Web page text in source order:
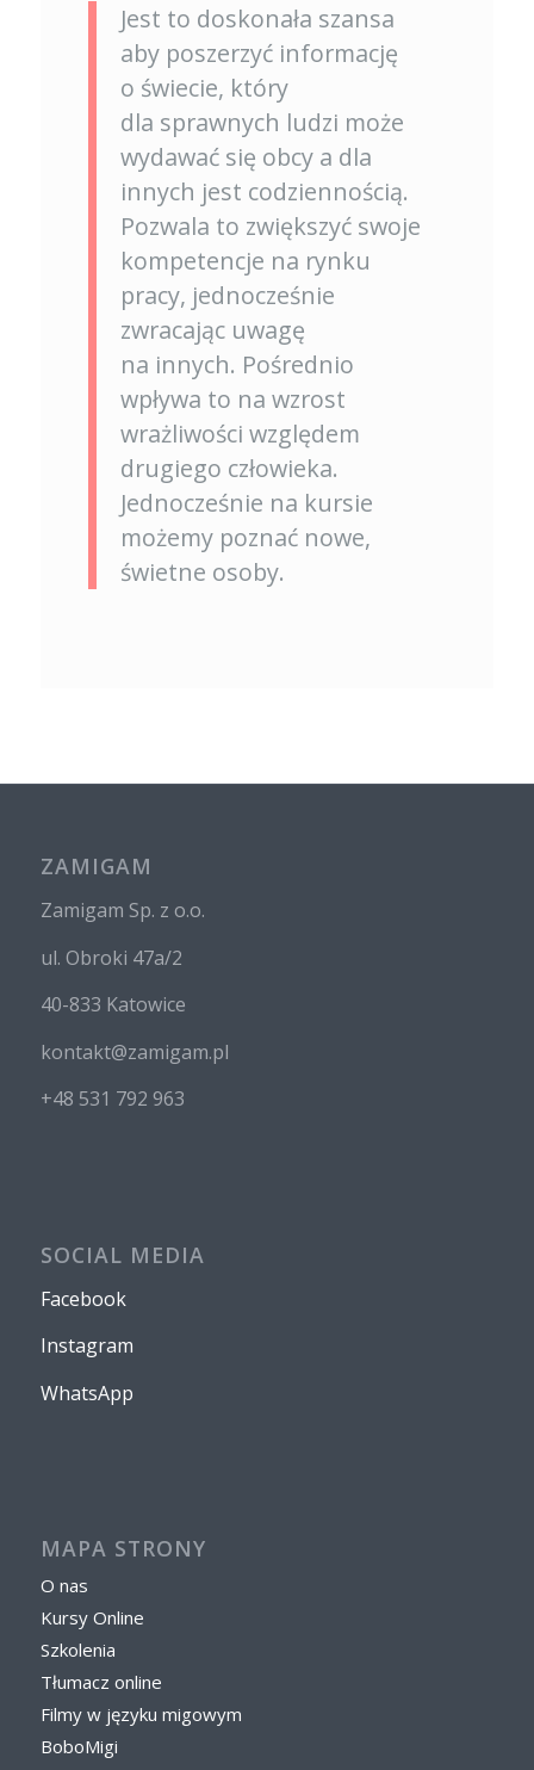
Jest to doskonała szansa
aby poszerzyć informację
o świecie, który
dla sprawnych ludzi może
wydawać się obcy a dla
innych jest codziennością.
Pozwala to zwiększyć swoje
kompetencje na rynku
pracy, jednocześnie
zwracając uwagę
na innych. Pośrednio
wpływa to na wzrost
wrażliwości względem
drugiego człowieka.
Jednocześnie na kursie
możemy poznać nowe,
świetne osoby.
ZAMIGAM
Zamigam Sp. z o.o.
ul. Obroki 47a/2
40-833 Katowice
kontakt@zamigam.pl
+48 531 792 963
SOCIAL MEDIA
Facebook
Instagram
WhatsApp
MAPA STRONY
O nas
Kursy Online
Szkolenia
Tłumacz online
Filmy w języku migowym
BoboMigi